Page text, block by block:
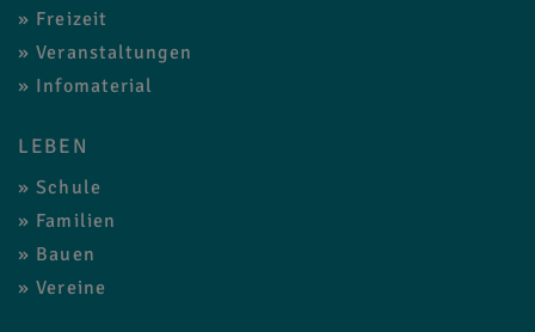
Freizeit
Veranstaltungen
Infomaterial
LEBEN
Schule
Familien
Bauen
Vereine